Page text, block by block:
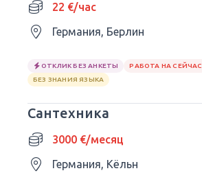
22 €/час
Германия, Берлин
ОТКЛИК БЕЗ АНКЕТЫ РАБОТА НА СЕЙЧАС
БЕЗ ЗНАНИЯ ЯЗЫКА
Сантехника
3000 €/месяц
Германия, Кёльн